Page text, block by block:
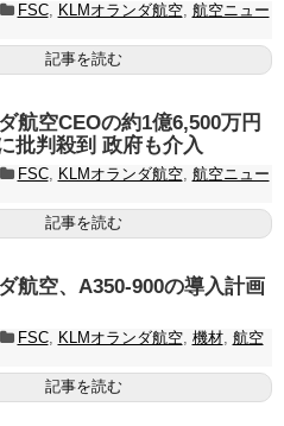
FSC, KLMオランダ航空, 航空ニュー
記事を読む
航空CEOの約1億6,500万円
批判殺到 政府も介入
FSC, KLMオランダ航空, 航空ニュー
記事を読む
航空、A350-900の導入計画
FSC, KLMオランダ航空, 機材, 航空
記事を読む